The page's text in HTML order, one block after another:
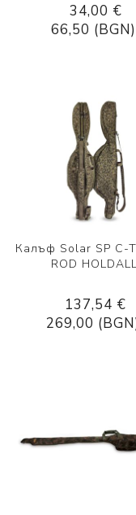
34,00 €
66,50 (BGN)
Калъф Solar SP C-
ROD HOLDALL
137,54 €
269,00